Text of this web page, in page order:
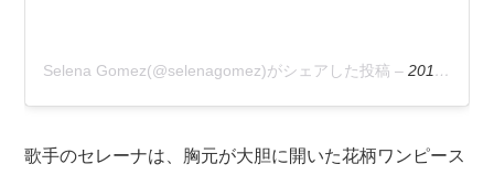
Selena Gomez(@selenagomez)がシェアした投稿 –2019年 7月月26日午後12時00分PDT
歌手のセレーナは、胸元が大胆に開いた花柄ワンピース